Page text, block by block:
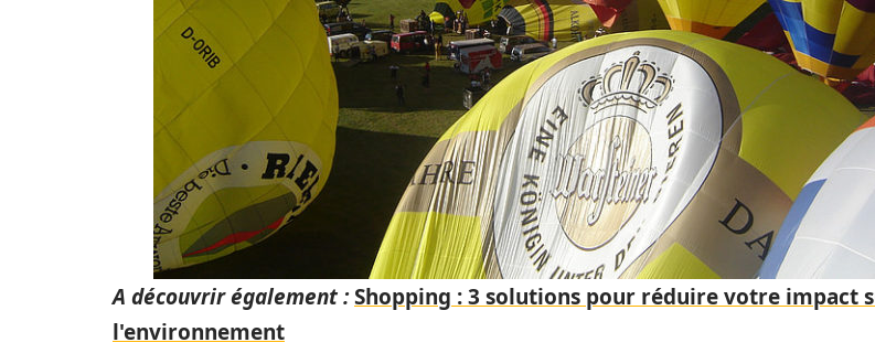
A découvrir également :Shopping : 3 solutions pour réduire votre impact
l'environnement